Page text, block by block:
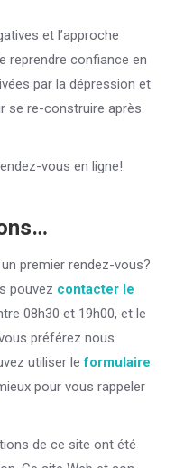
et l’approche
reprendre confiance en
par la dépression et
se re-construire après
vous en ligne!
premier rendez-vous?
pouvez contacter le
08h30 et 19h00, et le
préférez nous
utiliser leformulaire
pour vous rappeler
de ce site ont été